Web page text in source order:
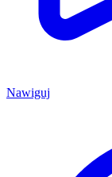
Nawiguj